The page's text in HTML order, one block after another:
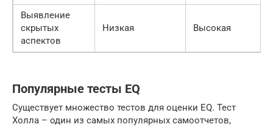
Выявление
скрытых
аспектов
Низкая Высокая
Популярные тесты EQ
Существует множество тестов для оценки EQ. Тест
Холла – один из самых популярных самоотчетов,